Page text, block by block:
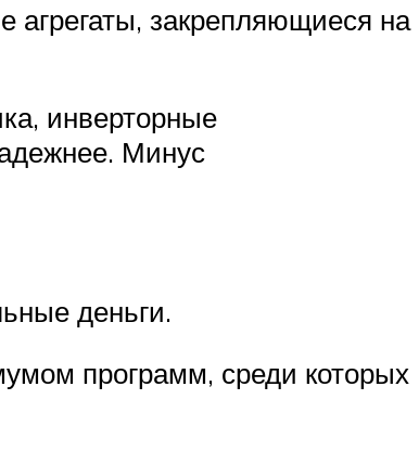
агрегаты, закрепляющиеся на
инверторные
Минус
деньги.
программ, среди которых